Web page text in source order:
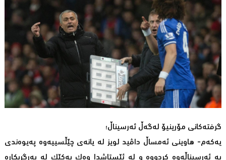
گرفتەکانی مۆرینیۆ لەگەڵ ئەرسیناڵ؛
یەکەم- هاوینی ئەمساڵ داڤید لویز لە یانەی چێڵسییەوە پەیوەندی
بە ئەرسیناڵەوە کردووە و لە ئێستاشدا وەک یەکێک لە بەرگریکارە